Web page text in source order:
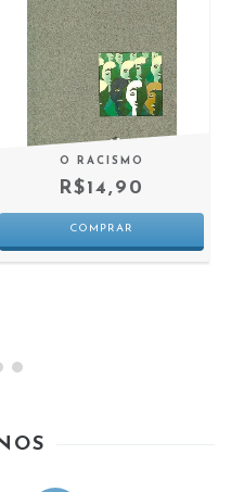
O RACISMO
R$14,90